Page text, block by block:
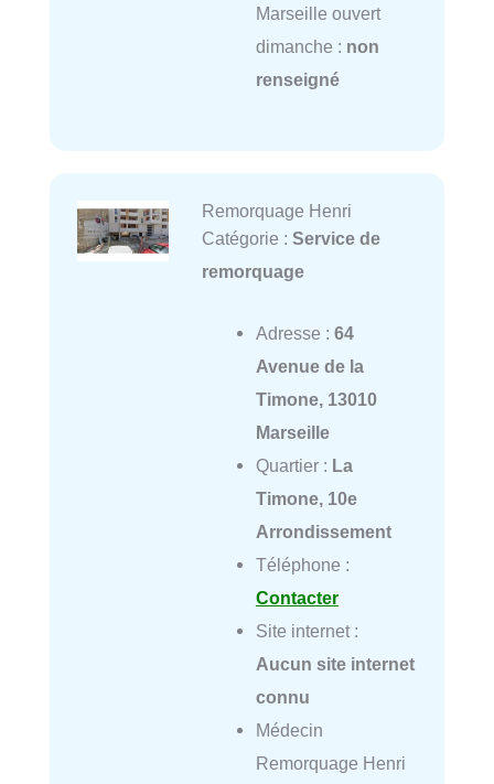
Marseille ouvert
dimanche : non
renseigné
Remorquage Henri
Catégorie : Service de
remorquage
Adresse : 64
Avenue de la
Timone, 13010
Marseille
Quartier : La
Timone, 10e
Arrondissement
Téléphone :
Contacter
Site internet :
Aucun site internet
connu
Médecin
Remorquage Henri